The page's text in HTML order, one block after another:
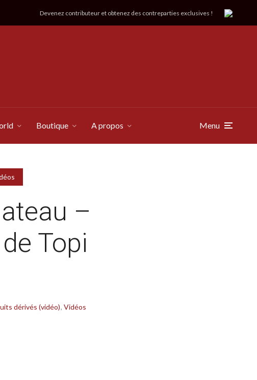
Devenez contributeur et obtenez des contreparties exclusives !
Boutique A propos Menu
–
Topi
dérivés (vidéo) Vidéos